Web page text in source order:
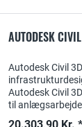
AUTODESK
Autodesk Civil
Autodesk Civil
til